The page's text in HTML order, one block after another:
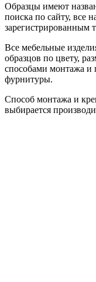
Образцы имеют
поиска по сайту, все
зарегистрированным
Все мебельные
образцов по цвету,
способами монтажа и
фурнитуры.
Способ монтажа и
выбирается